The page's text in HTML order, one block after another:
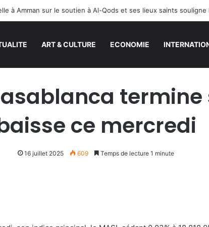
ART & CULTURE ECONOMIE
termine
ce mercredi
16 juillet 2025 609 Temps de lecture 1 minute